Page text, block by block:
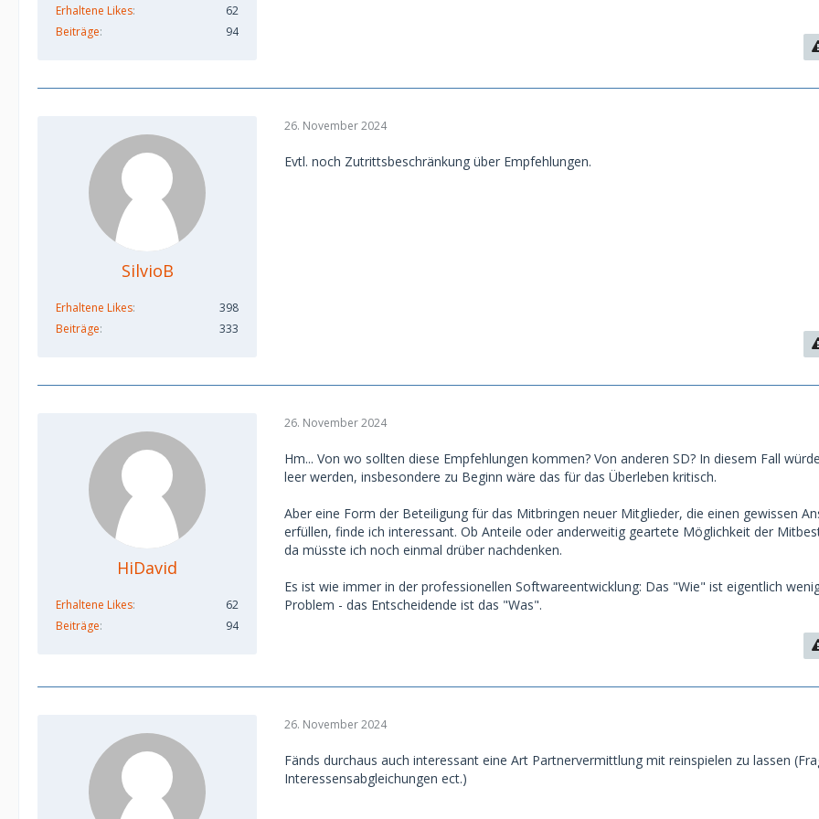
Erhaltene Likes
62
Beiträge
94
SilvioB
Erhaltene Likes
398
Beiträge
333
26. November 2024
Evtl. noch Zutrittsbeschränkung über Empfehlungen.
HiDavid
Erhaltene Likes
62
Beiträge
94
26. November 2024
Hm... Von wo sollten diese Empfehlungen kommen? Von anderen SD? In diesem Fall
leer werden, insbesondere zu Beginn wäre das für das Überleben kritisch.
Aber eine Form der Beteiligung für das Mitbringen neuer Mitglieder, die einen gewissen
erfüllen, finde ich interessant. Ob Anteile oder anderweitig geartete Möglichkeit der
da müsste ich noch einmal drüber nachdenken.
Es ist wie immer in der professionellen Softwareentwicklung: Das "Wie" ist eigentlich
Problem - das Entscheidende ist das "Was".
26. November 2024
Fänds durchaus auch interessant eine Art Partnervermittlung mit reinspielen zu lassen
Interessensabgleichungen ect.)